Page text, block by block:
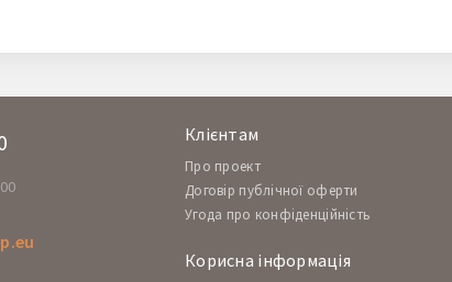
Клієнтам
Про проект
Договір публічної оферти
Угода про конфіденційність
Корисна інформація